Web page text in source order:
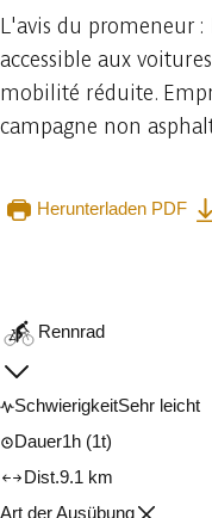
L'avis du promeneur
accessible aux
mobilité réduite.
campagne non
Herunterladen PDF
Rennrad
SchwierigkeitSehr leicht
Dauer1h (1t)
Dist.9.1 km
Art der Ausübung